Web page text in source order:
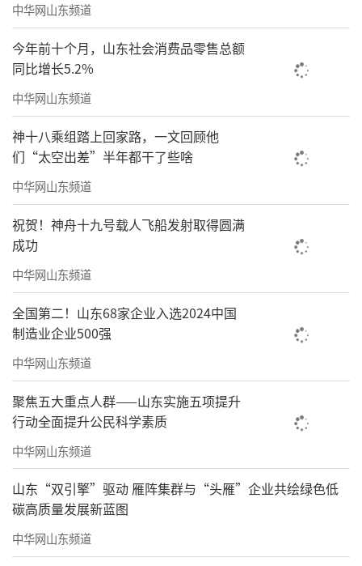
中华网山东频道
今年前十个月，山东社会消费品零售总额
同比增长5.2%
中华网山东频道
神十八乘组踏上回家路，一文回顾他
们“太空出差”半年都干了些啥
中华网山东频道
祝贺！神舟十九号载人飞船发射取得圆满
成功
中华网山东频道
全国第二！山东68家企业入选2024中国
制造业企业500强
中华网山东频道
聚焦五大重点人群——山东实施五项提升
行动全面提升公民科学素质
中华网山东频道
山东“双引擎”驱动 雁阵集群与“头雁”企业共绘绿色低
碳高质量发展新蓝图
中华网山东频道